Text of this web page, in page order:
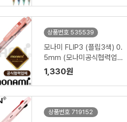
상품번호 535539
모나미 FLIP3 (플립3색) 0.
5mm (모나미공식협력업
체)
1,330원
상품번호 719152